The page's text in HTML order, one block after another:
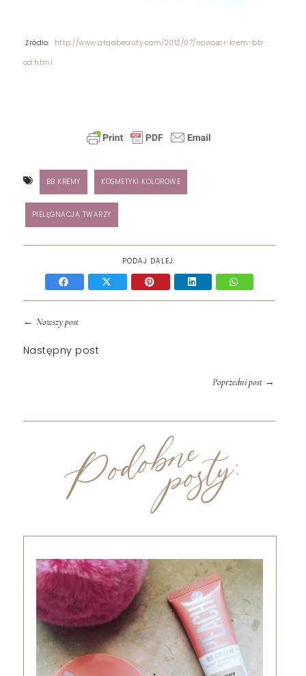
Żródło: http://www.atqabeauty.com/2012/07/nowosci-krem-bb-
od.html
BB KREMY KOSMETYKI KOLOROWE
PIELĘGNACJA TWARZY
PODAJ DALEJ:
← Nowszy post
Następny post
Poprzedni post→